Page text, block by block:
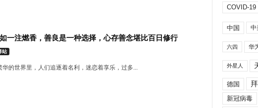
一注燃香，善良是一种选择，心存善念堪比百日修行
站
华的世界里，人们追逐着名利，迷恋着享乐，过多...
COVID-19
中国 中
六四 华
外星人
德国
新冠病毒